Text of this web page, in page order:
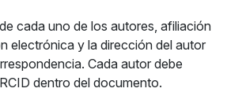
cada uno de los autores, afiliación
electrónica y la dirección del autor
Cada autor debe
dentro del documento.